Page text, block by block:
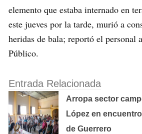
elemento que estaba internado en
este jueves por la tarde, murió a
heridas de bala; reportó el personal
Público.
Entrada Relacionada
Arropa sector
López en
de Guerrero